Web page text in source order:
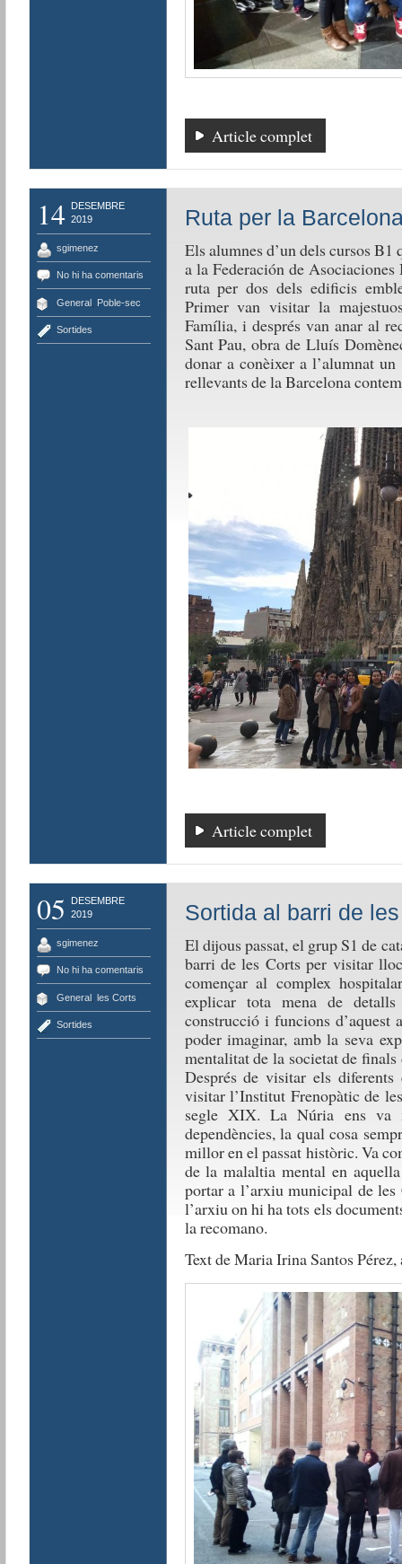
Article complet
14
DESEMBRE
2019
sgimenez
No hi ha comentaris
General, Poble-sec
Sortides
Ruta per la
Els alumnes d’un dels cursos
a la Federación de
ruta per dos dels edificis
Primer van visitar la
Família, i després van anar al
Sant Pau, obra de Lluís
donar a conèixer a l’alumnat
rellevants de la Barcelona
Article complet
05
DESEMBRE
2019
sgimenez
No hi ha comentaris
General, les Corts
Sortides
Sortida al barri de
El dijous passat, el grup S1 de
barri de les Corts per visitar
començar al complex
explicar tota mena de
construcció i funcions d’aquest
poder imaginar, amb la seva
mentalitat de la societat de
Després de visitar els
visitar l’Institut Frenopàtic de
segle XIX. La Núria ens va
dependències, la qual cosa
millor en el passat històric. Va
de la malaltia mental en
portar a l’arxiu municipal de
l’arxiu on hi ha tots els
la recomano.
Text de Maria Irina Santos